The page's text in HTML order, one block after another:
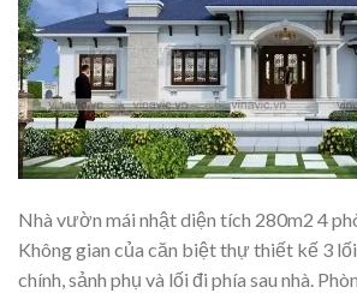
Nhà vườn mái nhật diện tích 280m2 4
Không gian của căn biệt thự thiết kế 3
chính, sảnh phụ và lối đi phía sau nhà.